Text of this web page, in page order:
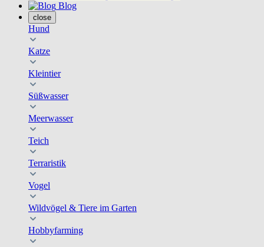
Blog
close
Hund
Katze
Kleintier
Süßwasser
Meerwasser
Teich
Terraristik
Vogel
Wildvögel & Tiere im Garten
Hobbyfarming